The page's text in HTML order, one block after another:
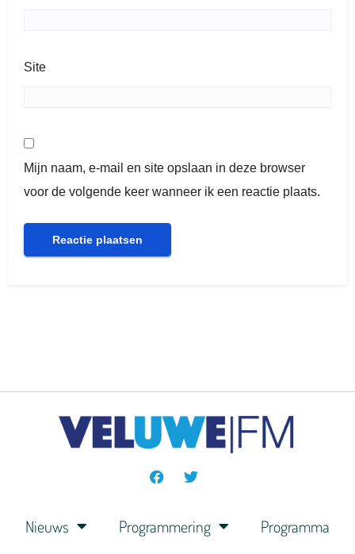
Site
Mijn naam, e-mail en site opslaan in deze browser
voor de volgende keer wanneer ik een reactie plaats.
Nieuws Programmering
Programma